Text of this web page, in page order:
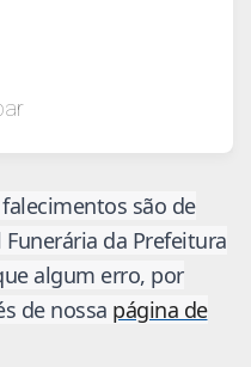
são de
da Prefeitura
algum erro, por
de nossa página de